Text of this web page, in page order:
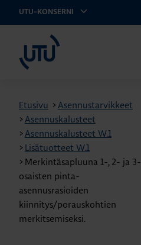
UTU-KONSERNI
Etusivu >Asennustarvikkeet
>Asennuskalusteet
>Asennuskalusteet W.1
> Lisätuotteet W.1
> Merkintäsapluuna 1-, 2- ja 3-
osaisten pinta-
asennusrasioiden
kiinnitys/porauskohtien
merkitsemiseksi.